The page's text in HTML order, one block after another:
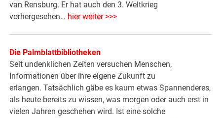
van Rensburg. Er hat auch den 3. Weltkrieg
vorhergesehen… hier weiter >>>
Die Palmblattbibliotheken
Seit undenklichen Zeiten versuchen Menschen,
Informationen über ihre eigene Zukunft zu
erlangen. Tatsächlich gäbe es kaum etwas Spannenderes,
als heute bereits zu wissen, was morgen oder auch erst in
vielen Jahren geschehen wird. Ist eine solche